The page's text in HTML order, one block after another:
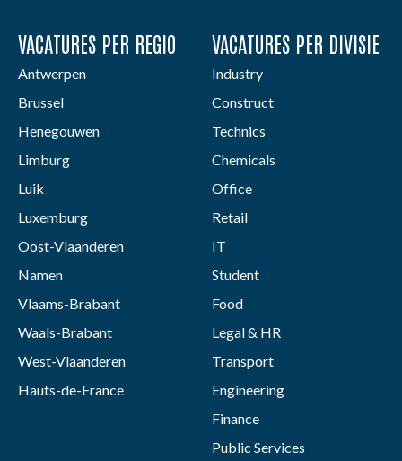
VACATURES PER REGIO
Antwerpen
Brussel
Henegouwen
Limburg
Luik
Luxemburg
Oost-Vlaanderen
Namen
Vlaams-Brabant
Waals-Brabant
West-Vlaanderen
Hauts-de-France
VACATURES PER DIVISIE
Industry
Construct
Technics
Chemicals
Office
Retail
IT
Student
Food
Legal & HR
Transport
Engineering
Finance
Public Services